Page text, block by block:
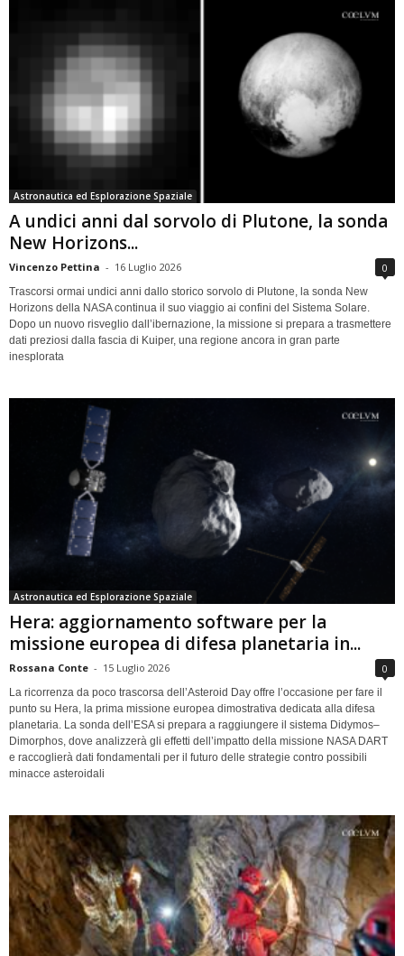
Astronautica ed Esplorazione Spaziale
A undici anni dal sorvolo di Plutone, la sonda
New Horizons...
Vincenzo Pettina - 16 Luglio 2026 0
Trascorsi ormai undici anni dallo storico sorvolo di Plutone, la sonda New
Horizons della NASA continua il suo viaggio ai confini del Sistema Solare.
Dopo un nuovo risveglio dall’ibernazione, la missione si prepara a trasmettere
dati preziosi dalla fascia di Kuiper, una regione ancora in gran parte
inesplorata
Astronautica ed Esplorazione Spaziale
Hera: aggiornamento software per la
missione europea di difesa planetaria in...
Rossana Conte - 15 Luglio 2026 0
La ricorrenza da poco trascorsa dell’Asteroid Day offre l’occasione per fare il
punto su Hera, la prima missione europea dimostrativa dedicata alla difesa
planetaria. La sonda dell’ESA si prepara a raggiungere il sistema Didymos–
Dimorphos, dove analizzerà gli effetti dell’impatto della missione NASA DART
e raccoglierà dati fondamentali per il futuro delle strategie contro possibili
minacce asteroidali